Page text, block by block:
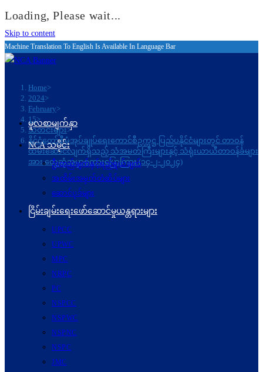
Loading, Please wait...
Skip to content
Machine Translation To English Is Available In Language Bar
Home>
2024>
February>
15>
သတင်းများ>
နိုင်ငံတော်စီမံအုပ်ချုပ်ရေးကောင်စီဥက္ကဋ္ဌ ပြည်ပနိုင်ငံများတွင် တာဝန်
ထမ်းဆောင်လျက်ရှိသည့် သံအမတ်ကြီးများနှင့် သံရုံးယာယီတာဝန်ခံများ
အား တွေ့ဆုံအမှာစကားပြောကြား (၁၄-၂-၂၀၂၄)
မူလစာမျက်နှာ
NCA သမိုင်း
ဦးတည်ချက်နှင့်ရည်ရွယ်ချက်
အထိမ်းအမှတ်တံဆိပ်များ
ဆောင်ပုဒ်များ
ငြိမ်းချမ်းရေးဖော်‌ဆောင်မှုယန္တရားများ
UPCC
UPWC
MPC
NRPC
PC
NSPCC
NSPWC
NSPNC
NSPC
JMC